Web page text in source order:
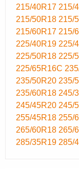
215/40R17 215/
215/50R18 215/
215/60R17 215/
225/40R19 225/
225/50R18 225/
225/65R16C
235/50R20 235/
235/60R18 245/
245/45R20 245/
255/45R18 255/
265/60R18 265/
285/35R19 285/